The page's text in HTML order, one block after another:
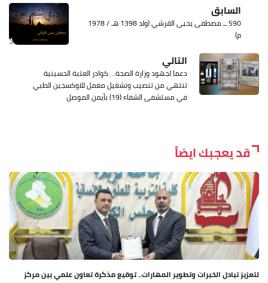
السابق
590 ــ مصطفى يحيى القرشي (ولد 1398 هـ / 1978
م)
التالي
دعما لجهود وزارة الصحة... كوادر العتبة الحسينية
تنتهي من تنصيب وتشغيل معمل للاوكسجين الطبي
في مستشفى الشفاء (19) بأيمن الموصل
قد يعجبك ايضاً
لتعزيز تبادل الخبرات وتطوير المهارات.. توقيع مذكرة تعاون علمي بين مركز